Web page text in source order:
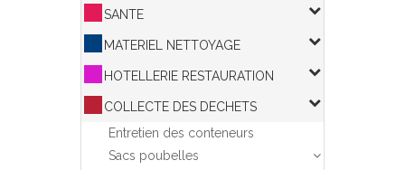
SANTE
MATERIEL NETTOYAGE
HOTELLERIE RESTAURATION
COLLECTE DES DECHETS
Entretien des conteneurs
Sacs poubelles